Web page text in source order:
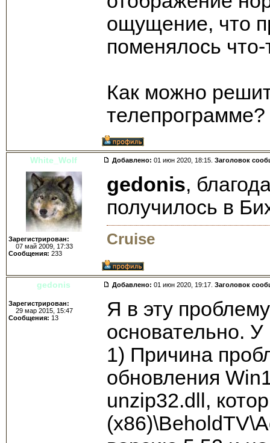
ощущение, что
поменялось что-
Как можно
телепрограмме?
White_Wolf Добавлено: 01 июн 2020, 18:15. Заголовок
Зарегистрирован:
07 май 2009, 17:33
Сообщения: 233
gedonis,
получилось в
Cruise
gedonis Добавлено: 01 июн 2020, 19:17. Заголовок
Зарегистрирован:
29 мар 2015, 15:47
Сообщения: 13
Я в эту
основательно.
1) Причина
обновления
unzip32.dll,